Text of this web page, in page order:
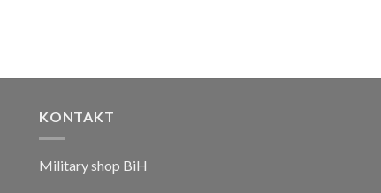
KONTAKT
Military shop BiH